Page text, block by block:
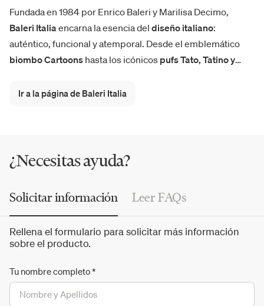
Fundada en 1984 por Enrico Baleri y Marilisa Decimo,
Baleri Italia encarna la esencia del diseño italiano:
auténtico, funcional y atemporal. Desde el emblemático
biombo Cartoons hasta los icónicos pufs Tato, Tatino y
con una profunda investigación técnica y expresiva. Su
Ir a la página de Baleri Italia
¿Necesitas ayuda?
Solicitar información Leer FAQs
Rellena el formulario para solicitar más información
sobre el producto.
Tu nombre completo*